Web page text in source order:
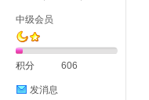
中级会员
积分 606
发消息